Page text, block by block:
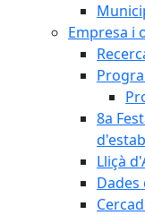
Empresa i
8a
Lliçà